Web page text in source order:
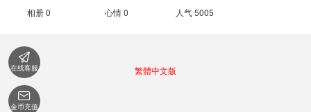
相册 0 心情 0 人气 5005
繁體中文版

在线客服

金币充值